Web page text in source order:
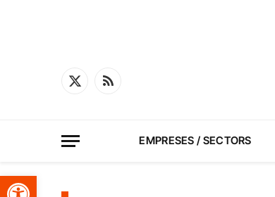
Obre la barra d'eines
X
RSS
EMPRESES / SECTORS